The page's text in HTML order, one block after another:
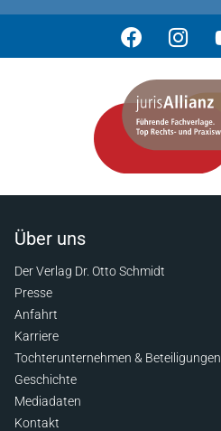
Über uns
Der Verlag Dr. Otto Schmidt
Presse
Anfahrt
Karriere
Tochterunternehmen & Beteiligungen
Geschichte
Mediadaten
Kontakt